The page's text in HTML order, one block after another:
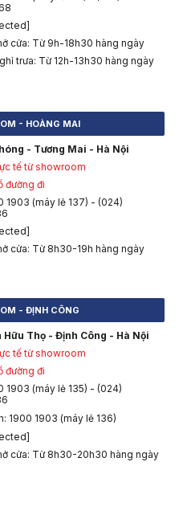
cửa: Từ 9h-18h30 hàng ngày
trưa: Từ 12h-13h30 hàng ngày
- HOÀNG MAI
- Tương Mai - Hà Nội
tế từ showroom
đường đi
1903 (máy lẻ 137) - (024)
cửa: Từ 8h30-19h hàng ngày
- ĐỊNH CÔNG
Hữu Thọ - Định Công - Hà Nội
tế từ showroom
đường đi
1903 (máy lẻ 135) - (024)
1900 1903 (máy lẻ 136)
cửa: Từ 8h30-20h30 hàng ngày